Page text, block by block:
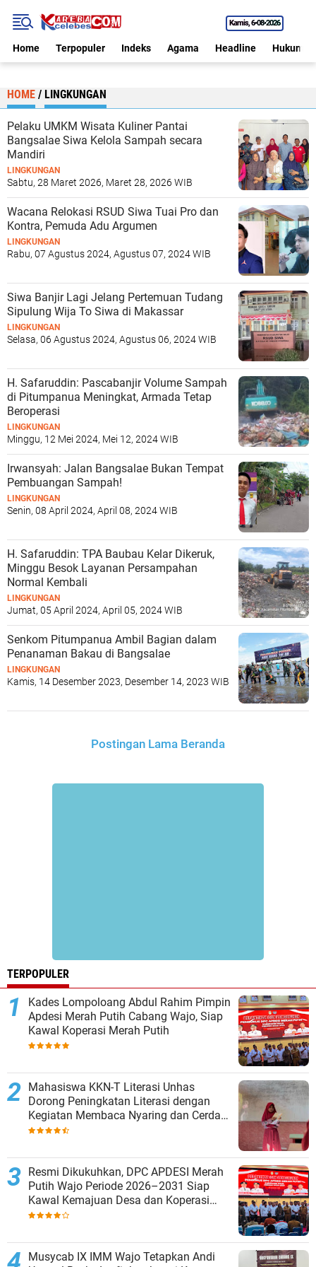
Kamis 6•08•2026
Home Terpopuler Indeks Agama Headline Hukum
HOME / LINGKUNGAN
Pelaku UMKM Wisata Kuliner Pantai
Bangsalae Siwa Kelola Sampah secara
Mandiri
LINGKUNGAN
Sabtu, 28 Maret 2026, Maret 28, 2026 WIB
Wacana Relokasi RSUD Siwa Tuai Pro dan
Kontra, Pemuda Adu Argumen
LINGKUNGAN
Rabu, 07 Agustus 2024, Agustus 07, 2024 WIB
Siwa Banjir Lagi Jelang Pertemuan Tudang
Sipulung Wija To Siwa di Makassar
LINGKUNGAN
Selasa, 06 Agustus 2024, Agustus 06, 2024 WIB
H. Safaruddin: Pascabanjir Volume Sampah
di Pitumpanua Meningkat, Armada Tetap
Beroperasi
LINGKUNGAN
Minggu, 12 Mei 2024, Mei 12, 2024 WIB
Irwansyah: Jalan Bangsalae Bukan Tempat
Pembuangan Sampah!
LINGKUNGAN
Senin, 08 April 2024, April 08, 2024 WIB
H. Safaruddin: TPA Baubau Kelar Dikeruk,
Minggu Besok Layanan Persampahan
Normal Kembali
LINGKUNGAN
Jumat, 05 April 2024, April 05, 2024 WIB
Senkom Pitumpanua Ambil Bagian dalam
Penanaman Bakau di Bangsalae
LINGKUNGAN
Kamis, 14 Desember 2023, Desember 14, 2023 WIB
Postingan Lama Beranda
TERPOPULER
Kades Lompoloang Abdul Rahim Pimpin
Apdesi Merah Putih Cabang Wajo, Siap
Kawal Koperasi Merah Putih
Mahasiswa KKN-T Literasi Unhas
Dorong Peningkatan Literasi dengan
Kegiatan Membaca Nyaring dan Cerdas
Mengulas Buku di UPT SDN 66 Kajang
Resmi Dikukuhkan, DPC APDESI Merah
Putih Wajo Periode 2026–2031 Siap
Kawal Kemajuan Desa dan Koperasi
Merah Putih
Musycab IX IMM Wajo Tetapkan Andi